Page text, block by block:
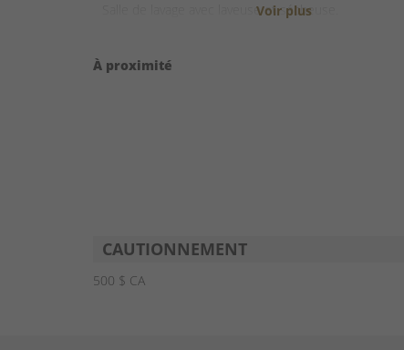
Salle de lavage avec laveuse et sécheuse.
À proximité
CAUTIONNEMENT
500 $ CA